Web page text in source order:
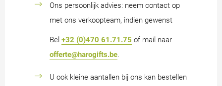
Ons persoonlijk advies: neem contact op
met ons verkoopteam, indien gewenst
Bel +32 (0)470 61.71.75 of mail naar
offerte@harogifts.be.
U ook kleine aantallen bij ons kan bestellen